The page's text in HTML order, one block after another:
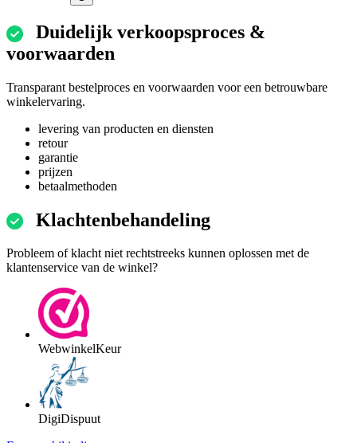
Duidelijk verkoopsproces &
voorwaarden
Transparant bestelproces en voorwaarden voor een betrouwbare
winkelervaring.
levering van producten en diensten
retour
garantie
prijzen
betaalmethoden
Klachtenbehandeling
Probleem of klacht niet rechtstreeks kunnen oplossen met de
klantenservice van de winkel?
WebwinkelKeur
DigiDispuut